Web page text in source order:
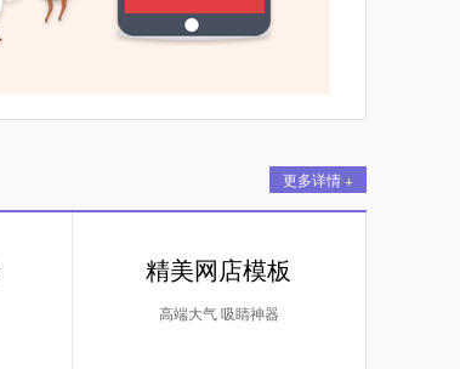
更多详情 +
精美网店模板
高端大气 吸睛神器